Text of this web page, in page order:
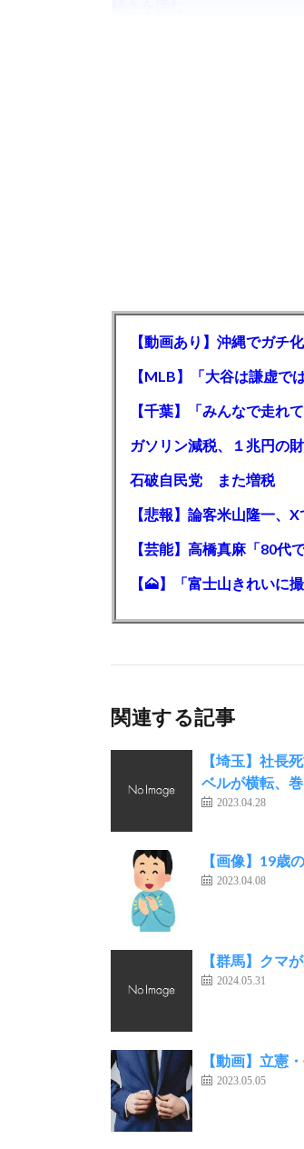
【動画あり】沖縄でガ
石破自民党 また増税
【悲報】論客米山隆一
関連する記事
【埼玉】社長
ベルが横転、
2023.04.28
【画像】19歳
2023.04.08
【群馬】クマ
2024.05.31
【動画】立憲
2023.05.05